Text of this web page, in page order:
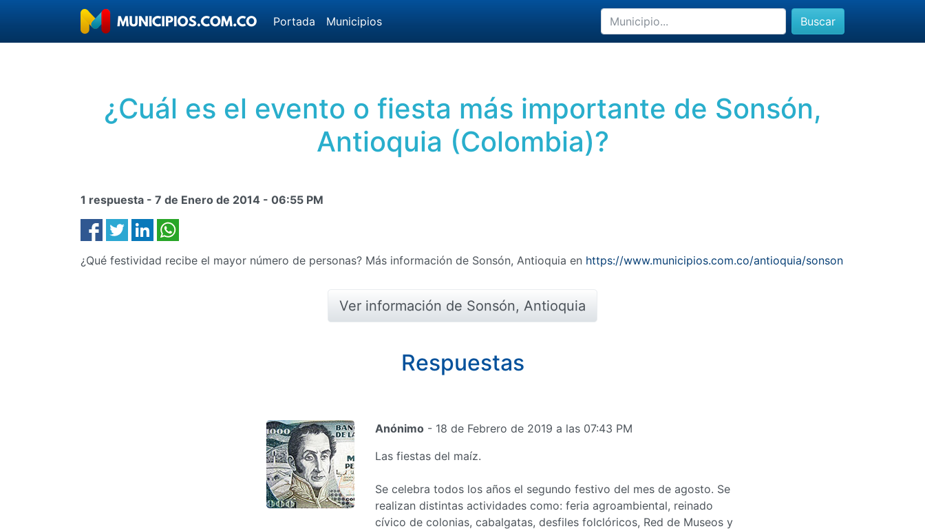
Portada Municipios Buscar
¿Cuál es el evento o fiesta más importante de Sonsón,
Antioquia (Colombia)?
1 respuesta - 7 de Enero de 2014 - 06:55 PM
¿Qué festividad recibe el mayor número de personas? Más información de Sonsón, Antioquia en https://www.municipios.com.co/antioquia/sonson
Ver información de Sonsón, Antioquia
Respuestas
Anónimo- 18 de Febrero de 2019 a las 07:43 PM
Las fiestas del maíz.
Se celebra todos los años el segundo festivo del mes de agosto. Se
realizan distintas actividades como: feria agroambiental, reinado
cívico de colonias, cabalgatas, desfiles folclóricos, Red de Museos y